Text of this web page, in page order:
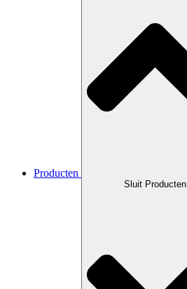
Producten
Sluit Producten